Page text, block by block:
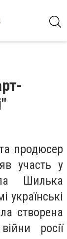
продюсер
участь у
Шилька
українські
створена
росії